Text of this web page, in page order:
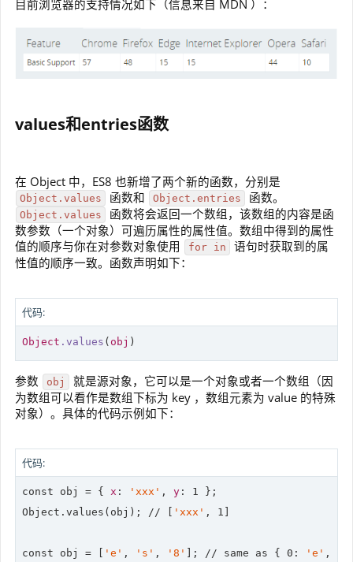
目前浏览器的支持情况如下（信息来自 MDN ）：
values和entries函数
在 Object 中，ES8 也新增了两个新的函数，分别是
Object.values 函数和 Object.entries 函数。
Object.values
函数将会返回一个数组，该数组的内容是函
数参数（一个对象）可遍历属性的属性值。数组中得到的属性
值的顺序与你在对参数对象使用
for in
语句时获取到的属
性值的顺序一致。函数声明如下：
代码:
Object .values ( obj )
参数 obj
就是源对象，它可以是一个对象或者一个数组（因
为数组可以看作是数组下标为 key ，数组元素为 value 的特殊
对象）。具体的代码示例如下：
代码:
const obj = { x : 'xxx' , y : 1 };
Object.values(obj); // 'xxx' , 1
const obj = [ 'e' , 's' , '8' ]; // same as { 0 : 'e' ,